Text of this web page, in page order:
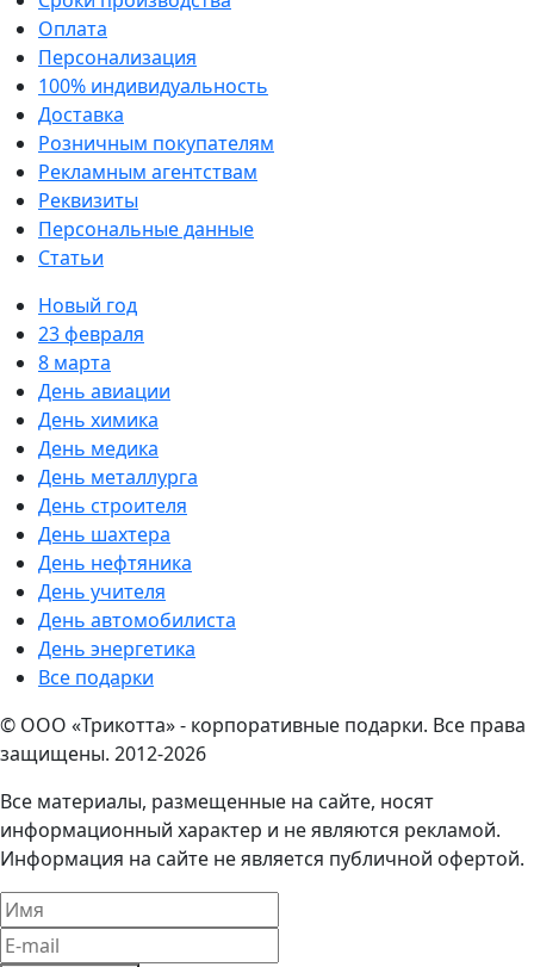
Оплата
Персонализация
100% индивидуальность
Доставка
Розничным покупателям
Рекламным агентствам
Реквизиты
Персональные данные
Статьи
Новый год
23 февраля
8 марта
День авиации
День химика
День медика
День металлурга
День строителя
День шахтера
День нефтяника
День учителя
День автомобилиста
День энергетика
Все подарки
© ООО «Трикотта» - корпоративные подарки. Все права
защищены. 2012-2026
Все материалы, размещенные на сайте, носят
информационный характер и не являются рекламой.
Информация на сайте не является публичной офертой.